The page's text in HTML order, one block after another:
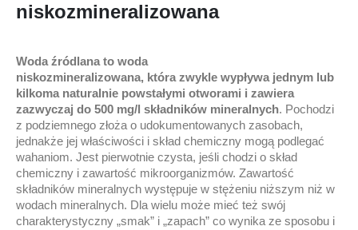
niskozmineralizowana
Woda źródlana to woda
niskozmineralizowana, którazwykle wypływa jednym lub
kilkoma naturalnie powstałymi otworami i zawiera
zazwyczaj do 500 mg/l składników mineralnych. Pochodzi
z podziemnego złoża o udokumentowanych zasobach,
jednakże jej właściwości i skład chemiczny mogą podlegać
wahaniom. Jest pierwotnie czysta, jeśli chodzi o skład
chemiczny i zawartość mikroorganizmów. Zawartość
składników mineralnych występuje w stężeniu niższym niż w
wodach mineralnych. Dla wielu może mieć też swój
charakterystyczny „smak” i „zapach” co wynika ze sposobu i